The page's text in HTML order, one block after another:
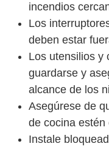
incendios
Los
deben estar
Los utensilios y
guardarse y
alcance de los
Asegúrese de
de cocina estén
Instale